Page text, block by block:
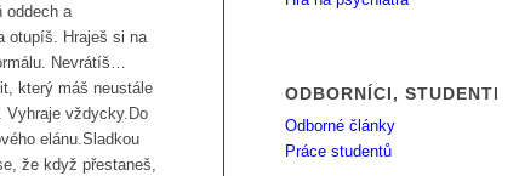
oddech a
otupíš. Hraješ si na
Nevrátíš…
který máš neustále
Vyhraje vždycky.Do
elánu.Sladkou
že když přestaneš,
ODBORNÍCI, STUDENTI
Odborné články
Práce studentů